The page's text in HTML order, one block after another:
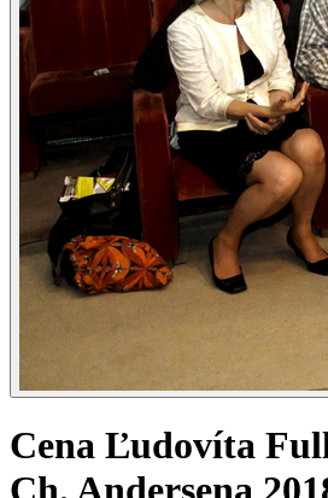
Cena Ľudovíta